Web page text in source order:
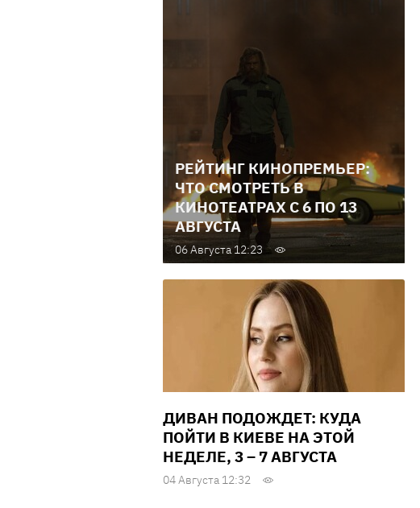
РЕЙТИНГ КИНОПРЕМЬЕР:
ЧТО СМОТРЕТЬ В
КИНОТЕАТРАХ С 6 ПО 13
АВГУСТА
06 Августа 12:23
ДИВАН ПОДОЖДЕТ: КУДА
ПОЙТИ В КИЕВЕ НА ЭТОЙ
НЕДЕЛЕ, 3 – 7 АВГУСТА
04 Августа 12:32